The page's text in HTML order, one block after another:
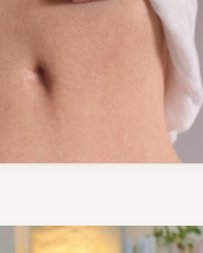
Narbenentstörung
rund um Narben
Mehr erfahren